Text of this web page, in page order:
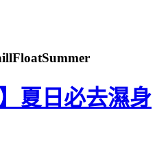
夏日必去濕身